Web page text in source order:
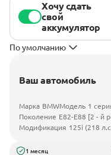
Хочу сдать
свой
аккумулятор
По умолчанию
Ваш автомобиль
Марка BMWМодель 1
Поколение E82-E88 [2 - й
Модификация 125i (218
1 месяц